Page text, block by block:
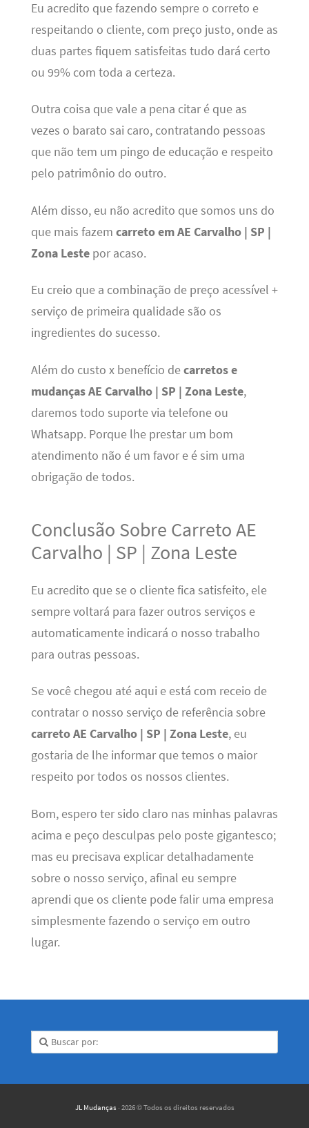
Eu acredito que fazendo sempre o correto e
respeitando o cliente, com preço justo, onde as
duas partes fiquem satisfeitas tudo dará certo
ou 99% com toda a certeza.
Outra coisa que vale a pena citar é que as
vezes o barato sai caro, contratando pessoas
que não tem um pingo de educação e respeito
pelo patrimônio do outro.
Além disso, eu não acredito que somos uns do
que mais fazem carreto em AE Carvalho | SP |
Zona Lestepor acaso.
Eu creio que a combinação de preço acessível +
serviço de primeira qualidade são os
ingredientes do sucesso.
Além do custo x benefício decarretos e
mudanças AE Carvalho | SP | Zona Leste,
daremos todo suporte via telefone ou
Whatsapp. Porque lhe prestar um bom
atendimento não é um favor e é sim uma
obrigação de todos.
Conclusão Sobre Carreto AE
Carvalho | SP | Zona Leste
Eu acredito que se o cliente fica satisfeito, ele
sempre voltará para fazer outros serviços e
automaticamente indicará o nosso trabalho
para outras pessoas.
Se você chegou até aqui e está com receio de
contratar o nosso serviço de referência sobre
carreto AE Carvalho | SP | Zona Leste, eu
gostaria de lhe informar que temos o maior
respeito por todos os nossos clientes.
Bom, espero ter sido claro nas minhas palavras
acima e peço desculpas pelo poste gigantesco;
mas eu precisava explicar detalhadamente
sobre o nosso serviço, afinal eu sempre
aprendi que os cliente pode falir uma empresa
simplesmente fazendo o serviço em outro
lugar.
JL Mudanças· 2026 © Todos os direitos reservados